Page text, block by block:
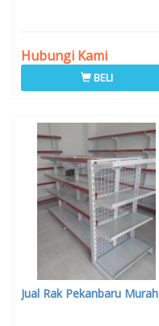
Hubungi Kami
BELI
Jual Rak Pekanbaru Murah